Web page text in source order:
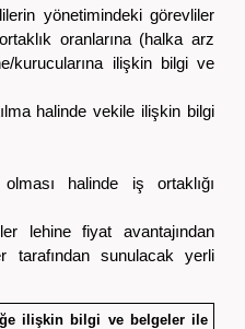
yönetimindeki görevliler
oranlarına (halka arz
kurucularına ilişkin bilgi ve
halinde vekile ilişkin bilgi
halinde iş ortaklığı
lehine fiyat avantajından
tarafından sunulacak yerli
ilişkin bilgi ve belgeler ile